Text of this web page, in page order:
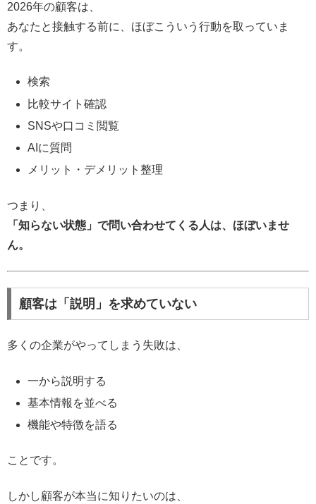
2026年の顧客は、
あなたと接触する前に、ほぼこういう行動を取っていま
す。
検索
比較サイト確認
SNSや口コミ閲覧
AIに質問
メリット・デメリット整理
つまり、
「知らない状態」で問い合わせてくる人は、ほぼいませ
ん。
顧客は「説明」を求めていない
多くの企業がやってしまう失敗は、
一から説明する
基本情報を並べる
機能や特徴を語る
ことです。
しかし顧客が本当に知りたいのは、